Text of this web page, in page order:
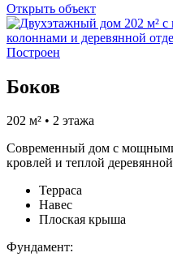
Открыть объект
Построен
Боков
202 м² • 2 этажа
Современный дом с
кровлей и теплой
Терраса
Навес
Плоская крыша
Фундамент: